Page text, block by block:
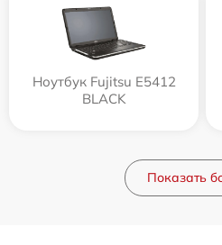
Ноутбук Fujitsu E5412
BLACK
Показать